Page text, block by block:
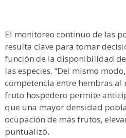
El monitoreo continuo de las
resulta clave para tomar
función de la disponibilidad
las especies. “Del mismo
competencia entre hembras al
fruto hospedero permite
que una mayor densidad
ocupación de más frutos,
puntualizó.